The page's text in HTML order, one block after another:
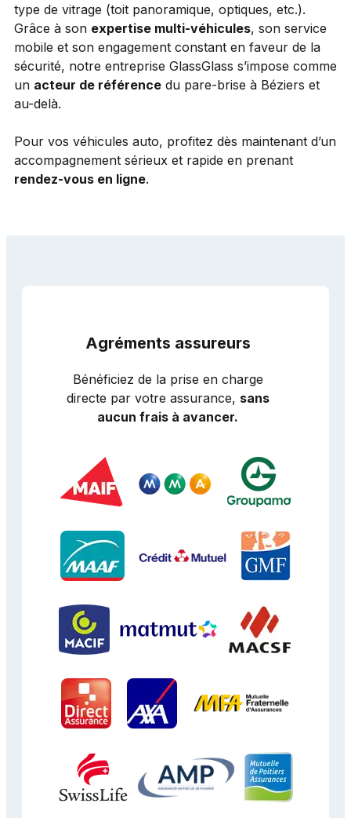
type de vitrage (toit panoramique, optiques, etc.).
Grâce à son expertise multi-véhicules, son service
mobile et son engagement constant en faveur de la
sécurité, notre entreprise GlassGlass s’impose comme
un acteur de référence du pare-brise à Béziers et
au-delà.
Pour vos véhicules auto, profitez dès maintenant d’un
accompagnement sérieux et rapide en prenant
rendez-vous en ligne.
Agréments assureurs
Bénéficiez de la prise en charge
directe par votre assurance, sans
aucun frais à avancer.